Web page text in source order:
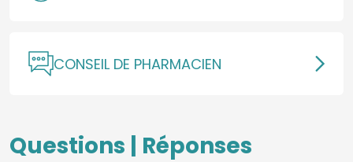
CONSEIL DE PHARMACIEN
Questions | Réponses